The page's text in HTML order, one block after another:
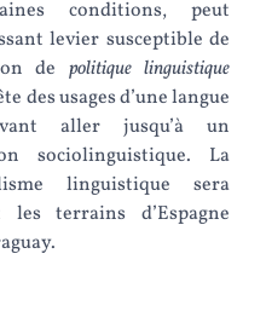
conditions, peut
levier susceptible de
de politique linguistique
des usages d’une langue
aller jusqu’à un
sociolinguistique. La
linguistique sera
terrains d’Espagne